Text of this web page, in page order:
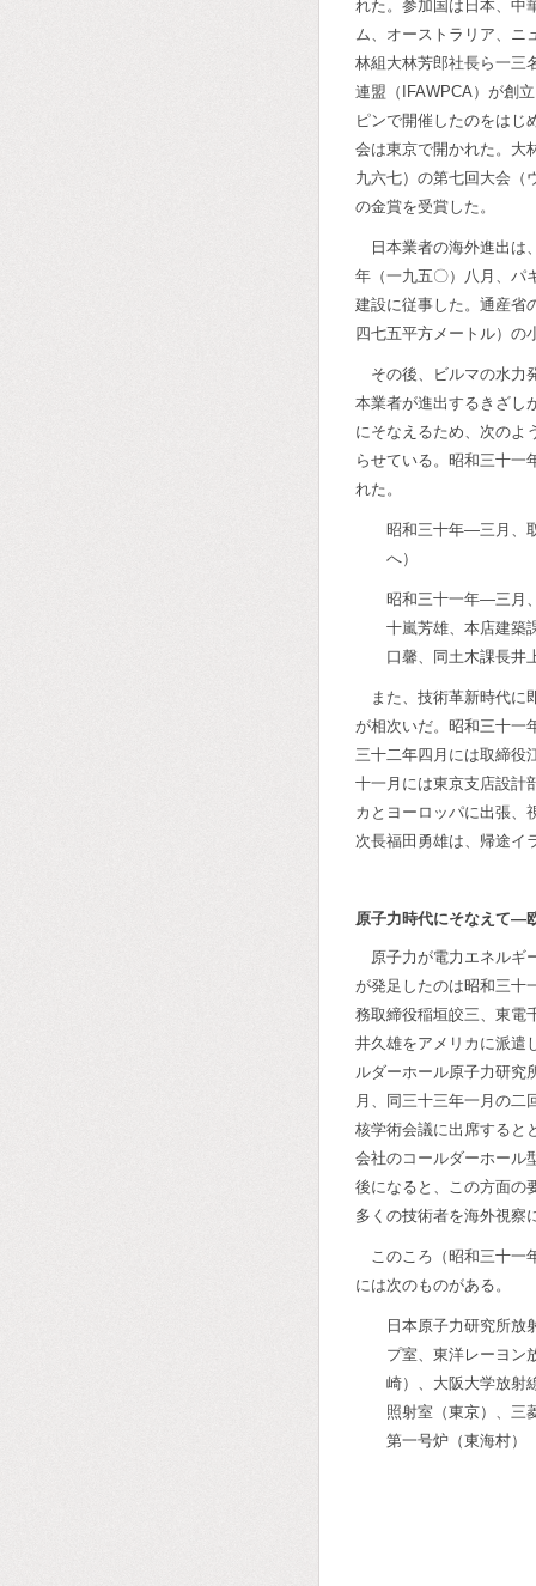
れた。参加国は日本、中
ム、オーストラリア、ニ
林組大林芳郎社長ら一三
連盟（IFAWPCA）が創
ピンで開催したのをはじ
会は東京で開かれた。大
九六七）の第七回大会（
の金賞を受賞した。
日本業者の海外進出は
年（一九五〇）八月、パ
建設に従事した。通産省
四七五平方メートル）の
その後、ビルマの水力
本業者が進出するきざし
にそなえるため、次のよ
らせている。昭和三十一
れた。
昭和三十年―三月、
へ）
昭和三十一年―三月
十嵐芳雄、本店建築
口馨、同土木課長井
また、技術革新時代に
が相次いだ。昭和三十一
三十二年四月には取締役
十一月には東京支店設計
カとヨーロッパに出張、
次長福田勇雄は、帰途イ
原子力時代にそなえて―
原子力が電力エネルギ
が発足したのは昭和三十
務取締役稲垣皎三、東電
井久雄をアメリカに派遣
ルダーホール原子力研究
月、同三十三年一月の二
核学術会議に出席すると
会社のコールダーホール
後になると、この方面の
多くの技術者を海外視察
このころ（昭和三十一
には次のものがある。
日本原子力研究所放
プ室、東洋レーヨン
崎）、大阪大学放射
照射室（東京）、三
第一号炉（東海村）